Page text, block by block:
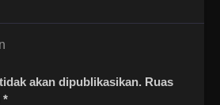
akan dipublikasikan. Ruas
*